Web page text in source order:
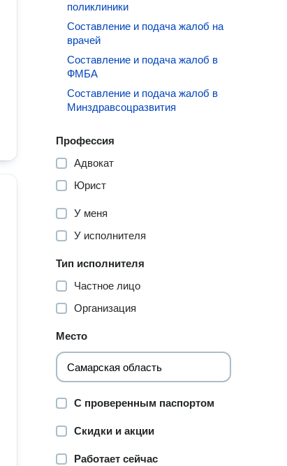
поликлиники
Составление и подача жалоб на
врачей
Составление и подача жалоб в
ФМБА
Составление и подача жалоб в
Минздравсоцразвития
Профессия
Адвокат
Юрист
У меня
У исполнителя
Тип исполнителя
Частное лицо
Организация
Место
С проверенным паспортом
Скидки и акции
Работает сейчас